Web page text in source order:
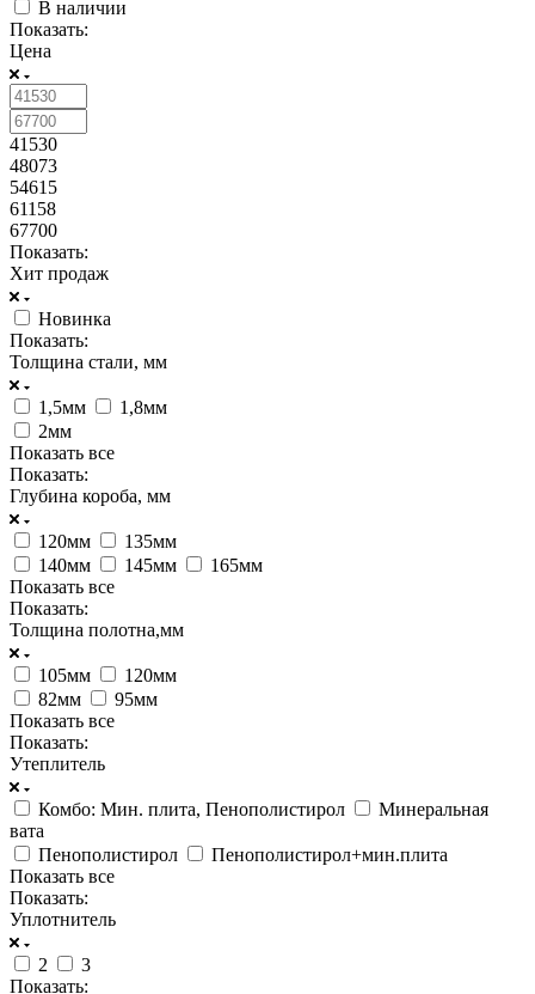
В наличии
Показать:
Цена
41530
48073
54615
61158
67700
Показать:
Хит продаж
Новинка
Показать:
Толщина стали, мм
1,5мм
1,8мм
2мм
Показать все
Показать:
Глубина короба, мм
120мм
135мм
140мм
145мм
165мм
Показать все
Показать:
Толщина полотна,мм
105мм
120мм
82мм
95мм
Показать все
Показать:
Утеплитель
Комбо: Мин. плита, Пенополистирол
Минеральная
вата
Пенополистирол
Пенополистирол+мин.плита
Показать все
Показать:
Уплотнитель
2
3
Показать: